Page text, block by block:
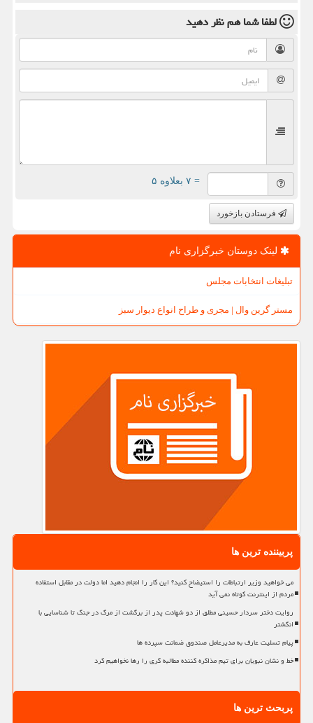
لطفا شما همنظر دهید
= ۷ بعلاوه ۵
فرستادن بازخورد
لینک دوستان خبرگزاری نام
تبلیغات انتخابات مجلس
مستر گرین وال | مجری و طراح انواع دیوار سبز
پربیننده ترین ها
می خواهید وزیر ارتباطات را استیضاح کنید؟ این کار را انجام دهید اما دولت در مقابل استفاده
مردم از اینترنت کوتاه نمی آید
روایت دختر سردار حسینی مطلق از دو شهادت پدر از برگشت از مرگ در جنگ تا شناسایی با
انگشتر
پیام تسلیت عارف به مدیرعامل صندوق ضمانت سپرده ها
خط و نشان نبویان برای تیم مذاکره کننده مطالبه گری را رها نخواهیم کرد
پربحث ترین ها